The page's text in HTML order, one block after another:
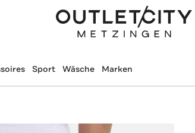
Sport Wäsche Marken